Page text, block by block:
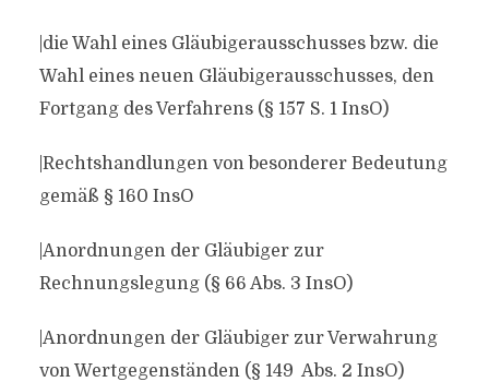
|die Wahl eines Gläubigerausschusses bzw. die
Wahl eines neuen Gläubigerausschusses, den
Fortgang des Verfahrens (§ 157 S. 1 InsO)
|Rechtshandlungen von besonderer Bedeutung
gemäß § 160 InsO
|Anordnungen der Gläubiger zur
Rechnungslegung (§ 66 Abs. 3 InsO)
|Anordnungen der Gläubiger zur Verwahrung
von Wertgegenständen (§ 149 Abs. 2 InsO)